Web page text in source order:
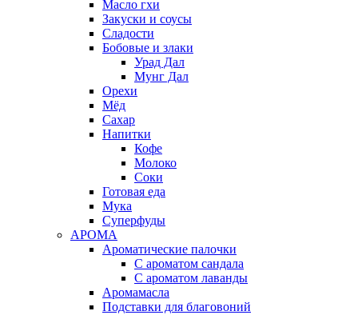
Масло гхи
Закуски и соусы
Сладости
Бобовые и злаки
Урад Дал
Мунг Дал
Орехи
Мёд
Сахар
Напитки
Кофе
Молоко
Соки
Готовая еда
Мука
Суперфуды
АРОМА
Ароматические палочки
С ароматом сандала
С ароматом лаванды
Аромамасла
Подставки для благовоний